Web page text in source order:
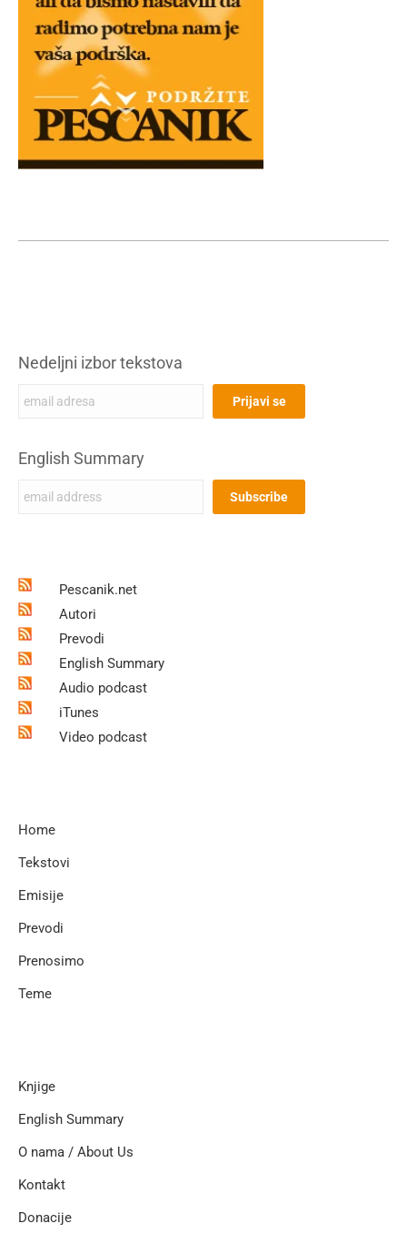
Nedeljni izbor tekstova
English Summary
Pescanik.net
Autori
Prevodi
English Summary
Audio podcast
iTunes
Video podcast
Home
Tekstovi
Emisije
Prevodi
Prenosimo
Teme
Knjige
English Summary
O nama / About Us
Kontakt
Donacije